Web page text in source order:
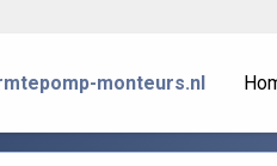
monteurs.nl